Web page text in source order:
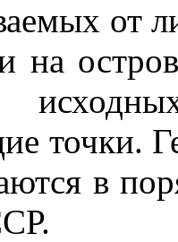
от л
на
ие точки.
в